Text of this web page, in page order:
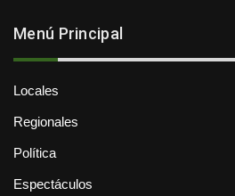
Menú Principal
Locales
Regionales
Política
Espectáculos